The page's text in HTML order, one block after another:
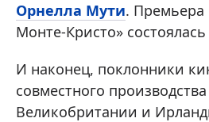
Орнелла Мути. Премьера
Монте-Кристо» состоялась
И наконец, поклонники
совместного
Великобритании и